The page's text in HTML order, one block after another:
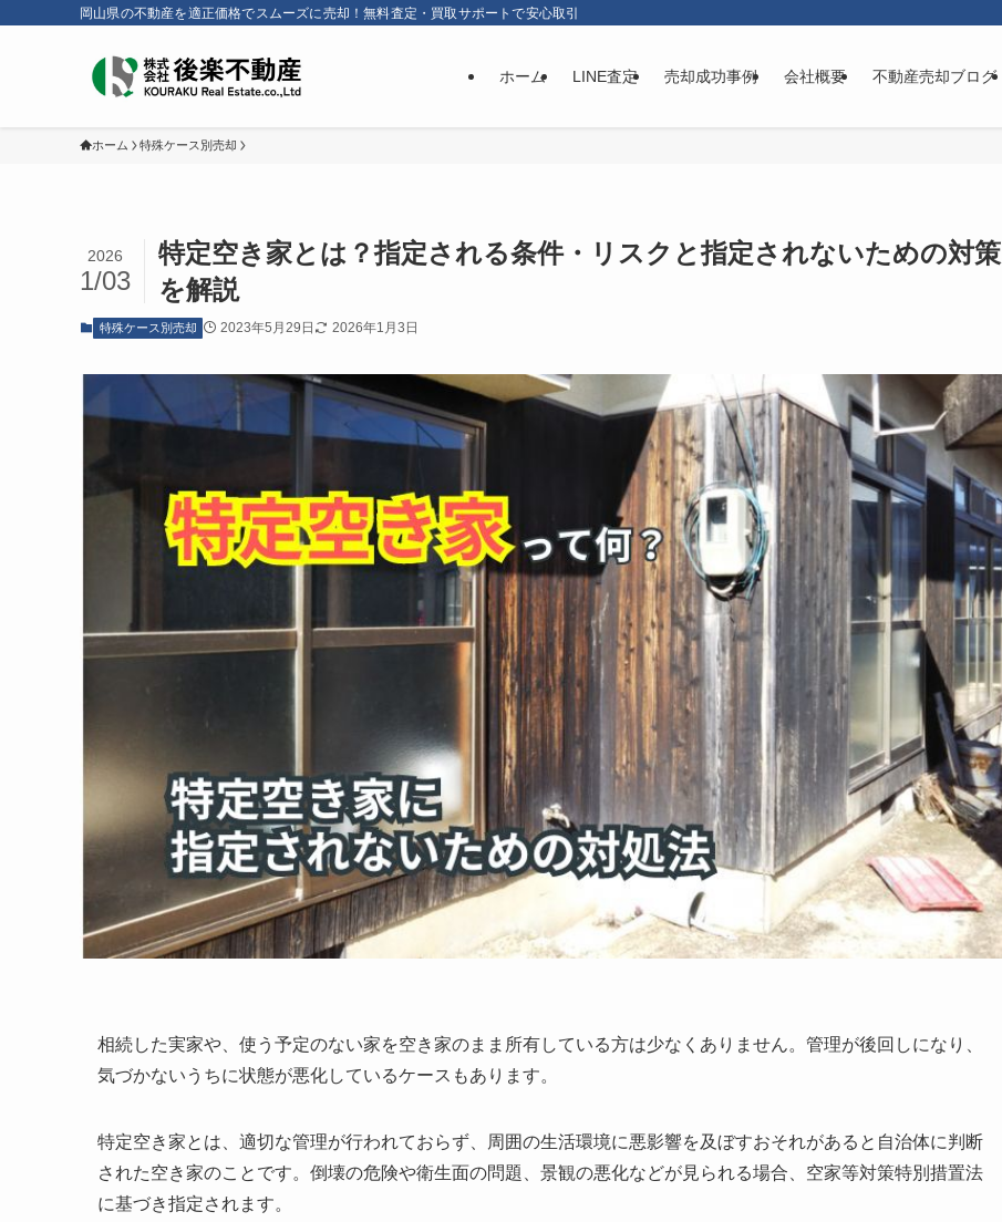
岡山県の不動産を適正価格でスムーズに売却！無料査定・買取サポートで安心取引
ホーム LINE査定 売却成功事例 会社概要 不動産売却ブログ
ホーム 特殊ケース別売却
特定空き家とは？指定される条件・リスクと指定されないための対策
を解説
2026
1/03
特殊ケース別売却 2023年5月29日 2026年1月3日
相続した実家や、使う予定のない家を空き家のまま所有している方は少なくありません。管理が後回しになり、
気づかないうちに状態が悪化しているケースもあります。
特定空き家とは、適切な管理が行われておらず、周囲の生活環境に悪影響を及ぼすおそれがあると自治体に判断
された空き家のことです。倒壊の危険や衛生面の問題、景観の悪化などが見られる場合、空家等対策特別措置法
に基づき指定されます。